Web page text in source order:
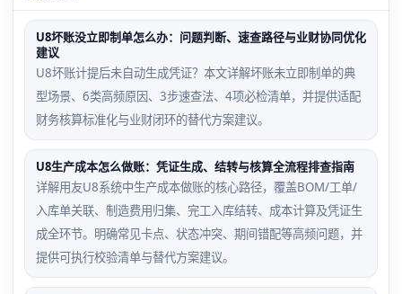
U8坏账没立即制单怎么办：问题判断、速查路径与业财协同优化
建议
U8坏账计提后未自动生成凭证？本文详解坏账未立即制单的典
型场景、6类高频原因、3步速查法、4项必检清单，并提供适配
财务核算标准化与业财闭环的替代方案建议。
U8生产成本怎么做账：凭证生成、结转与核算全流程排查指南
详解用友U8系统中生产成本做账的核心路径，覆盖BOM/工单/
入库单关联、制造费用归集、完工入库结转、成本计算及凭证生
成全环节。明确常见卡点、状态冲突、期间错配等高频问题，并
提供可执行校验清单与替代方案建议。